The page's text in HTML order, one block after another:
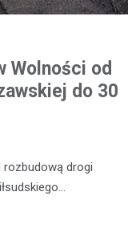
Wolności od
do 30
rozbudową drogi